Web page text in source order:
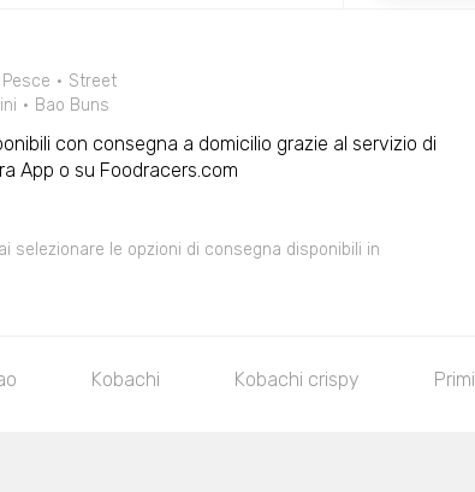
Pesce
Street
Bao Buns
con consegna a domicilio grazie al servizio di
App o su Foodracers.com
selezionare le opzioni di consegna disponibili in
Kobachi Kobachi crispy Primi